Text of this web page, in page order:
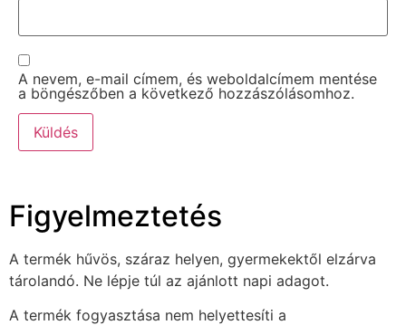
A nevem, e-mail címem, és weboldalcímem mentése
a böngészőben a következő hozzászólásomhoz.
Figyelmeztetés
A termék hűvös, száraz helyen, gyermekektől elzárva
tárolandó. Ne lépje túl az ajánlott napi adagot.
A termék fogyasztása nem helyettesíti a